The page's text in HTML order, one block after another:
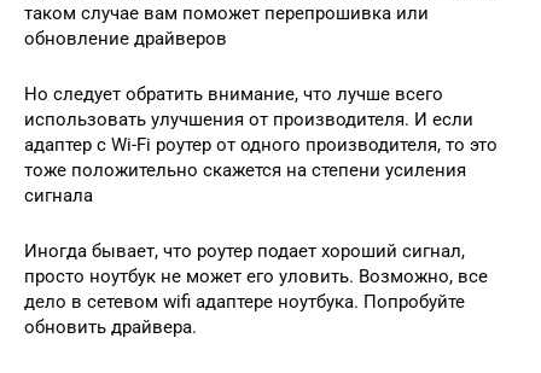
таком случае вам поможет перепрошивка или
обновление драйверов
Но следует обратить внимание, что лучше всего
использовать улучшения от производителя. И если
адаптер с Wi-Fi роутер от одного производителя, то это
тоже положительно скажется на степени усиления
сигнала
Иногда бывает, что роутер подает хороший сигнал,
просто ноутбук не может его уловить. Возможно, все
дело в сетевом wifi адаптере ноутбука. Попробуйте
обновить драйвера.